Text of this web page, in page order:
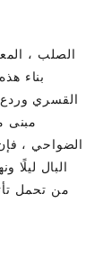
الصلب ،
بناء
القسري
مبنى
الضواحي ،
البال ليلًا
من تحمل